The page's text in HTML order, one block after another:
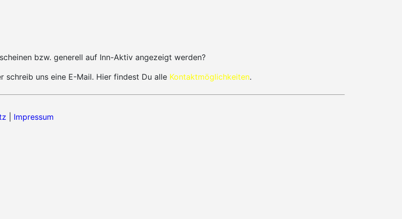
bzw. generell auf Inn-Aktiv angezeigt werden?
schreib uns eine E-Mail. Hier findest Du alle Kontaktmöglichkeiten.
Impressum